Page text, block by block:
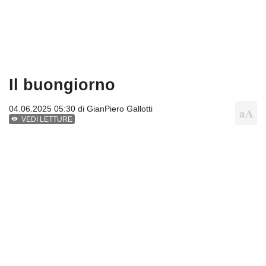
Il buongiorno
04.06.2025 05:30 di GianPiero Gallotti
VEDI LETTURE